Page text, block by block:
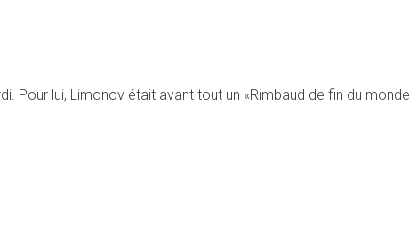
Pour lui, Limonov était avant tout un «Rimbaud de fin du